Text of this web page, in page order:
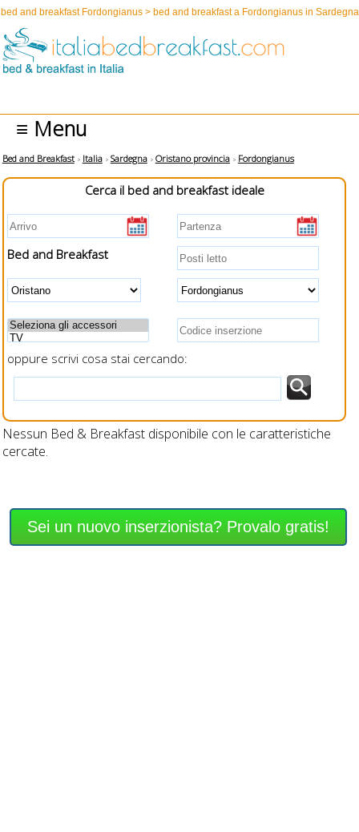
bed and breakfast Fordongianus > bed and breakfast a Fordongianus in Sardegna
≡ Menu
Bed and Breakfast Italia Sardegna Oristano provincia Fordongianus
Cerca il bed and breakfast ideale
Bed and Breakfast
oppure scrivi cosa stai cercando:
Nessun Bed & Breakfast disponibile con le caratteristiche
cercate.
Sei un nuovo inserzionista? Provalo gratis!